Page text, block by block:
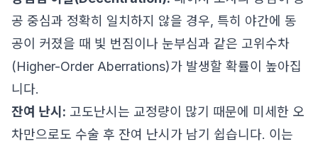
공 중심과 정확히 일치하지 않을 경우, 특히 야간에 동
공이 커졌을 때 빛 번짐이나 눈부심과 같은 고위수차
(Higher-Order Aberrations)가 발생할 확률이 높아집
니다.
잔여 난시: 고도난시는 교정량이 많기 때문에 미세한 오
차만으로도 수술 후 잔여 난시가 남기 쉽습니다. 이는